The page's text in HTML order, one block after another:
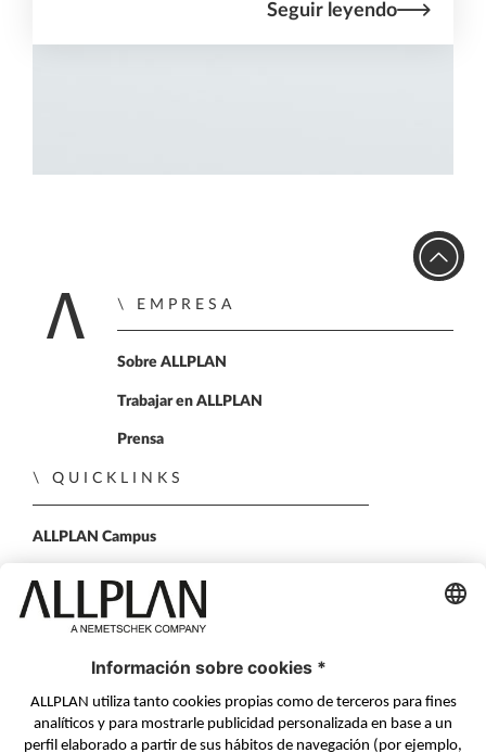
Seguir leyendo
Home
EMPRESA
Sobre ALLPLAN
Trabajar en ALLPLAN
Prensa
QUICKLINKS
ALLPLAN Campus
BIMPLUS Login
Formulario de contacto
Distribuidores Autorizados